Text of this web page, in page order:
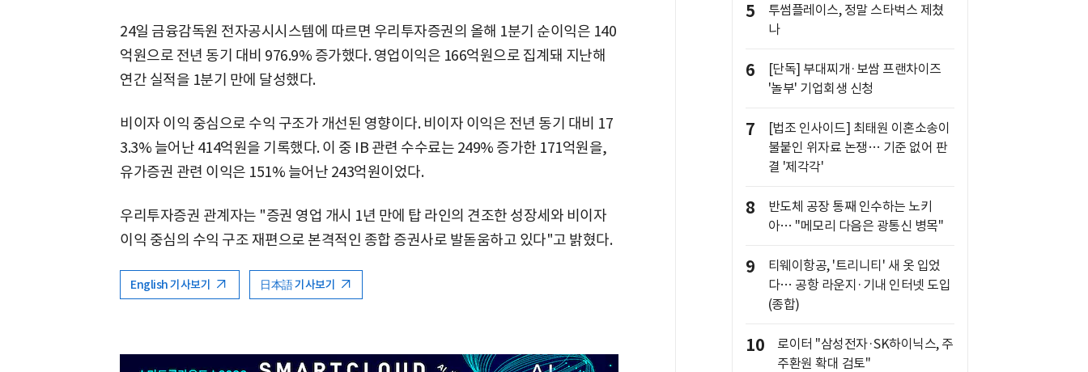
24일 금융감독원 전자공시시스템에 따르면 우리투자증권의 올해 1분기 순이익은 140
억원으로 전년 동기 대비 976.9% 증가했다. 영업이익은 166억원으로 집계돼 지난해
연간 실적을 1분기 만에 달성했다.
비이자 이익 중심으로 수익 구조가 개선된 영향이다. 비이자 이익은 전년 동기 대비 17
3.3% 늘어난 414억원을 기록했다. 이 중 IB 관련 수수료는 249% 증가한 171억원을,
유가증권 관련 이익은 151% 늘어난 243억원이었다.
우리투자증권 관계자는 "증권 영업 개시 1년 만에 탑 라인의 견조한 성장세와 비이자
이익 중심의 수익 구조 재편으로 본격적인 종합 증권사로 발돋움하고 있다"고 밝혔다.
English 기사보기 日本語 기사보기
5
투썸플레이스, 정말 스타벅스 제쳤
나
6
[단독] 부대찌개·보쌈 프랜차이즈
'놀부' 기업회생 신청
7
[법조 인사이드] 최태원 이혼소송이
불붙인 위자료 논쟁… 기준 없어 판
결 '제각각'
8
반도체 공장 통째 인수하는 노키
아… "메모리 다음은 광통신 병목"
9
티웨이항공, '트리니티' 새 옷 입었
다… 공항 라운지·기내 인터넷 도입
(종합)
10
로이터 "삼성전자·SK하이닉스, 주
주환원 확대 검토"